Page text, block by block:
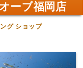
ーブ福岡店
グ ショップ